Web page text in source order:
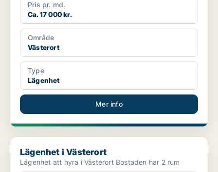
Pris pr. md.
Ca. 17 000 kr.
Område
Västerort
Type
Lägenhet
Mer info
Lägenhet i Västerort
Lägenhet i Västerort
Lägenhet att hyra i Västerort Bostaden har 2 rum